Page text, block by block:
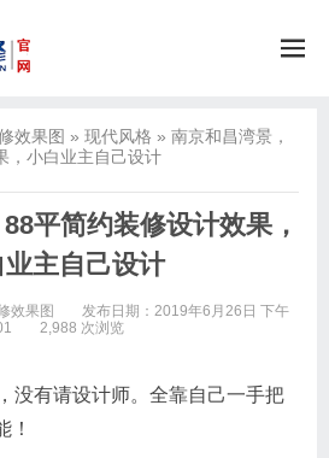
效果图 » 现代风格 » 南京和昌湾景，
，小白业主自己设计
平简约装修设计效果，
主自己设计
效果图
发布日期：2019年6月26日 下午
2,988 次浏览
没有请设计师。全靠自己一手把
！